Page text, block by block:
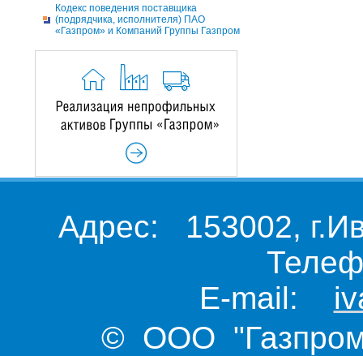
Кодекс поведения поставщика
(подрядчика, исполнителя) ПАО
«Газпром» и Компаний Группы Газпром
Адрес: 153002,
E-mail:
© ООО "Газпром